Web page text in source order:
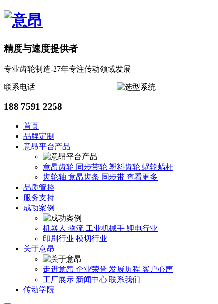
精度与速度提供者
专业齿轮制造-27年专注传动领域发展
联系电话
188 7591 2258
首页
品牌定制
意昂平台产品
意昂齿轮 同步带轮 塑料齿轮 蜗轮蜗杆
齿轮轴 意昂齿条 同步带 查看更多
品质管控
服务支持
成功案例
机器人 物流 工业机械手 锂电行业
印刷行业 模切行业
关于意昂
走进意昂 企业荣誉 发展历程 客户心声
工厂展示 新闻中心 联系我们
传动学院